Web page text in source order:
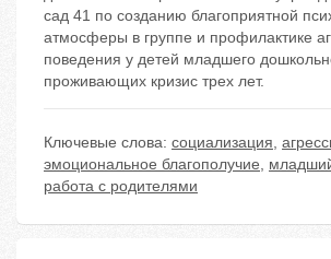
сад 41 по созданию благоприятной
атмосферы в группе и профилактике
поведения у детей младшего
проживающих кризис трех лет.
Ключевые слова: социализация,
эмоциональное благополучие,
работа с родителями